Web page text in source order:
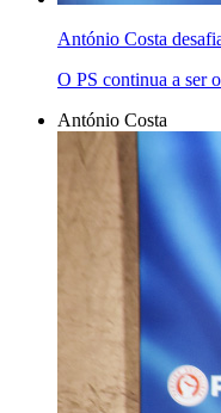
António Costa
O PS continua a ser
António Costa